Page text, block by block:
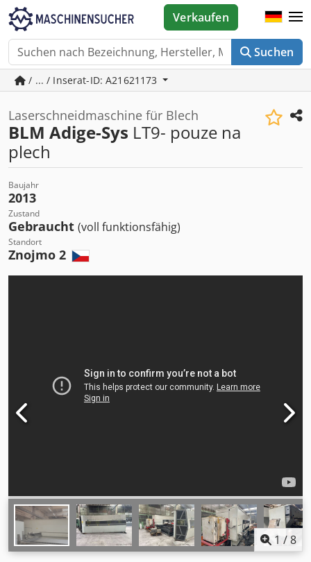
Suchen
Verkaufen
/ ... / Inserat-ID: A21621173
Laserschneidmaschine für Blech
BLM Adige-Sys LT9- pouze na
plech
Baujahr
2013
Zustand
Gebraucht (voll funktionsfähig)
Standort
Znojmo 2
1 /8